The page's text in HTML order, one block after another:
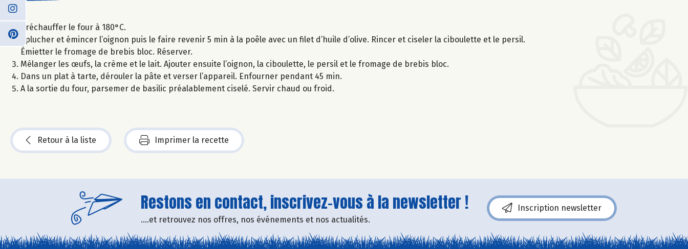
Préchauffer le four à 180°C.
Éplucher et émincer l’oignon puis le faire revenir 5 min à la poêle avec un filet d’huile d’olive. Rincer et ciseler la ciboulette et le persil.
Émietter le fromage de brebis bloc. Réserver.
Mélanger les œufs, la crème et le lait. Ajouter ensuite l’oignon, la ciboulette, le persil et le fromage de brebis bloc.
Dans un plat à tarte, dérouler la pâte et verser l’appareil. Enfourner pendant 45 min.
A la sortie du four, parsemer de basilic préalablement ciselé. Servir chaud ou froid.
Retour à la liste Imprimer la recette
Restons en contact, inscrivez-vous à la newsletter !
....et retrouvez nos offres, nos événements et nos actualités.
Inscription newsletter